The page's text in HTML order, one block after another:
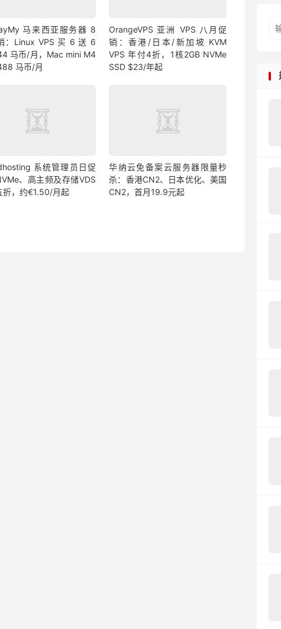
马来西亚服务器 8
：Linux VPS 买 6 送 6
马币/月，Mac mini M4
马币/月
OrangeVPS 亚洲 VPS 八月促
销：香港/日本/新加坡 KVM
VPS 年付4折，1核2GB NVMe
SSD $23/年起
系统管理员日促
、高主频及存储VDS
折，约€1.50/月起
华纳云免备案云服务器限量秒
杀：香港CN2、日本优化、美国
CN2，首月19.9元起